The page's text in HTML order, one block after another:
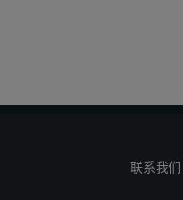
联系我们